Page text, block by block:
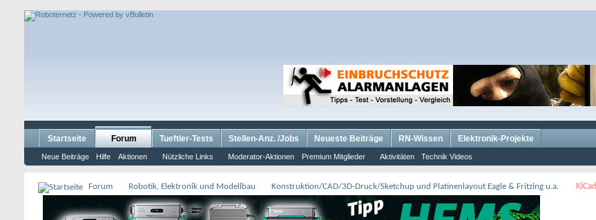
Startseite Forum
Neue Beiträge Hilfe Aktionen Nützliche Links Moderator-Aktionen Premium Mitglieder Aktivitäten Technik Videos
Tueftler-Tests Stellen-Anz. /Jobs Neueste Beiträge RN-Wissen Elektronik-Projekte
Forum Robotik, Elektronik und Modellbau Konstruktion/CAD/3D-Druck/Sketchup und Platinenlayout Eagle & Fritzing u.a. KiCad